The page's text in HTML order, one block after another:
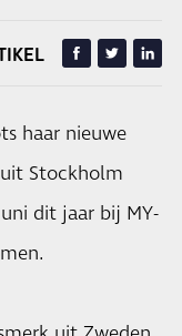
haar nieuwe
Stockholm
dit jaar bij MY-